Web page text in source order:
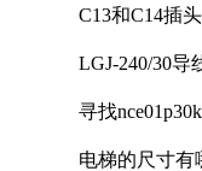
C13和C14插
LGJ-240/30导
寻找
电梯的尺寸有